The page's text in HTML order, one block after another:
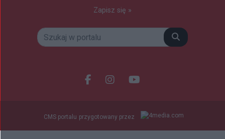
Zapisz się »
Szukaj
Facebook.com
Instagram.com
Youtube.com
CMS portalu przygotowany przez